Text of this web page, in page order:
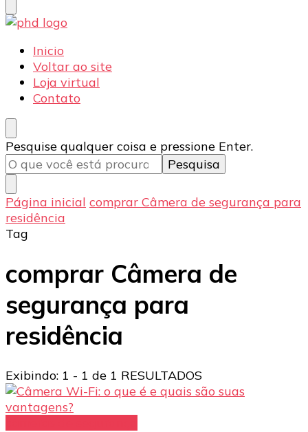
PHD Seg
Blog
Inicio
Voltar ao site
Loja virtual
Contato
Procurando
algo?
Pesquise qualquer coisa e pressione Enter.
Página inicial comprar Câmera de segurança para
residência
Tag
comprar Câmera de
segurança para
residência
Exibindo: 1 - 1 de 1 RESULTADOS